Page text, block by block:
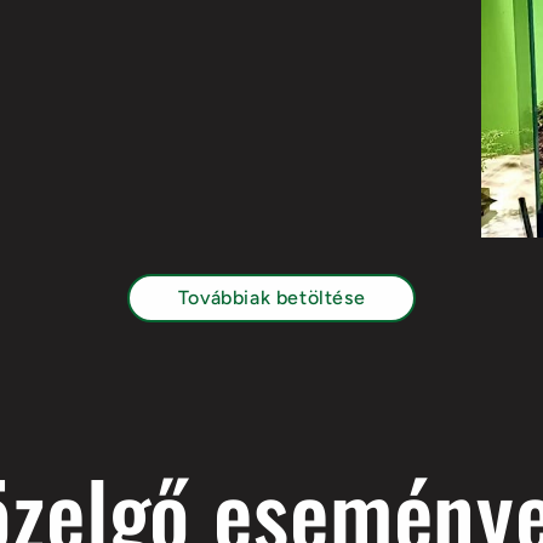
Továbbiak betöltése